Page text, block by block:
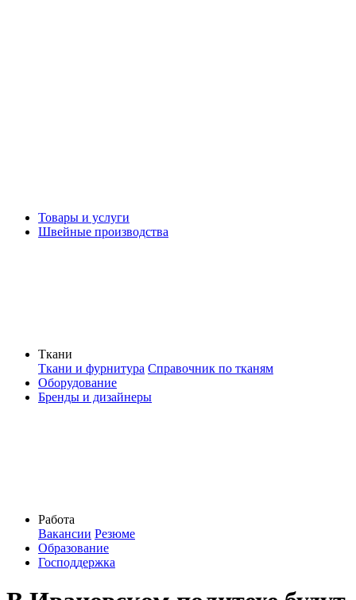
Товары и услуги
Швейные производства
Ткани
Ткани и фурнитура Справочник по тканям
Оборудование
Бренды и дизайнеры
Работа
Вакансии Резюме
Образование
Господдержка